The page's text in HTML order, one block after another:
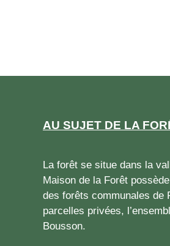
AU SUJET DE LA
La forêt se situe dans la
Maison de la Forêt
des forêts communales de
parcelles privées,
Bousson.